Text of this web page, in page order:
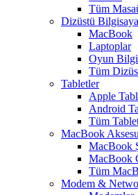
Tüm
Dizüstü
MacBook
Laptoplar
Oyun
Tüm
Tabletler
Apple
Android
Tüm
MacBook
MacBook
MacBook
Tüm
Modem &